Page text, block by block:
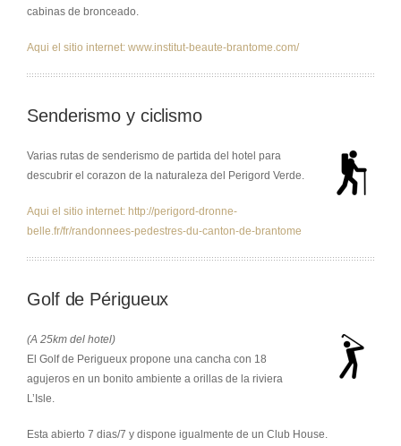
cabinas de bronceado.
Aqui el sitio internet: www.institut-beaute-brantome.com/
Senderismo y ciclismo
Varias rutas de senderismo de partida del hotel para
descubrir el corazon de la naturaleza del Perigord Verde.
Aqui el sitio internet: http://perigord-dronne-
belle.fr/fr/randonnees-pedestres-du-canton-de-brantome
Golf de Périgueux
(A 25km del hotel)
El Golf de Perigueux propone una cancha con 18
agujeros en un bonito ambiente a orillas de la riviera
L’Isle.
Esta abierto 7 dias/7 y dispone igualmente de un Club House.